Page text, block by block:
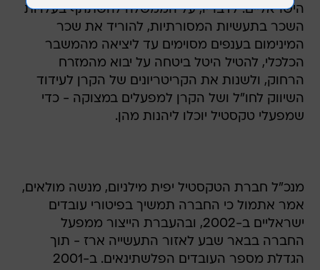
הישראליים. לדבריו, על הממשלה להשתתף בעלויות
השכר בתעשיות המסורתיות, להוריד את שכר
המינימום בענפים מסוימים עד ליציאה מהמשבר
הכלכלי, להטיל היטל ביטחה על יבוא מהמזרח
הרחוק, ולשנות את הקריטריונים של הקרן לעידוד
השיווק לחו"ל ושל הקרן למפעלים במצוקה - כדי
שמפעלי טקסטיל יוכלו ליהנות מהן.
מנכ"ל חברת הטקסטיל יפית מילניום, מנשה מולאים,
אמר אתמול כי החברה תמשיך בפיטורי עובדים
ישראליים ב-2002, ובהעברת הייצור ממפעל
החברה בבאר שבע לאזור התעשייה ארז - תוך
הגדלת מספר העובדים הפלשתינאים. ב-2001